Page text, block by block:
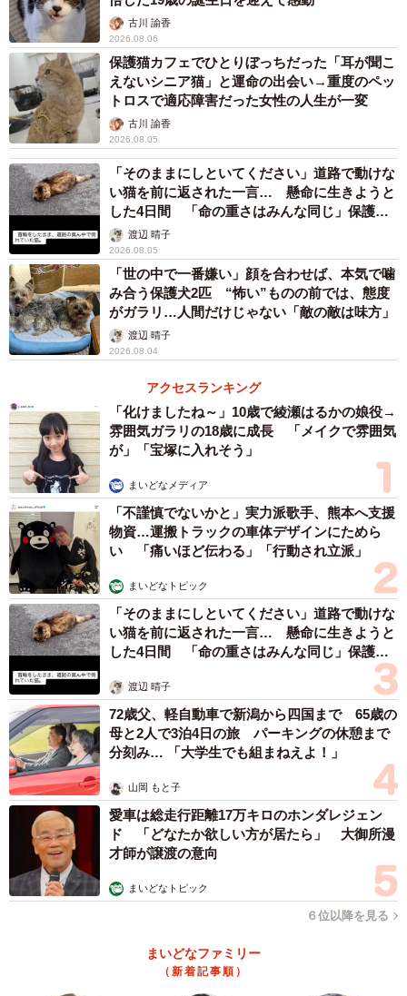
古川 諭香
2026.08.06
保護猫カフェでひとりぼっちだった「耳が聞こ
えないシニア猫」と運命の出会い→重度のペッ
トロスで適応障害だった女性の人生が一変
古川 諭香
2026.08.05
「そのままにしといてください」道路で動けな
い猫を前に返された一言… 懸命に生きようと
した4日間 「命の重さはみんな同じ」保護団
体代表の訴え
渡辺 晴子
2026.08.05
「世の中で一番嫌い」顔を合わせば、本気で噛
み合う保護犬2匹 “怖い”ものの前では、態度
がガラリ…人間だけじゃない「敵の敵は味方」
渡辺 晴子
2026.08.04
アクセスランキング
「化けましたね～」10歳で綾瀬はるかの娘役→
雰囲気ガラリの18歳に成長 「メイクで雰囲気
が」「宝塚に入れそう」
まいどなメディア
「不謹慎でないかと」実力派歌手、熊本へ支援
物資…運搬トラックの車体デザインにためら
い 「痛いほど伝わる」「行動され立派」
まいどなトピック
「そのままにしといてください」道路で動けな
い猫を前に返された一言… 懸命に生きようと
した4日間 「命の重さはみんな同じ」保護団
渡辺 晴子
72歳父、軽自動車で新潟から四国まで 65歳の
母と2人で3泊4日の旅 パーキングの休憩まで
分刻み… 「大学生でも組まねえよ！」
山岡 もと子
愛車は総走行距離17万キロのホンダレジェン
ド 「どなたか欲しい方が居たら」 大御所漫
才師が譲渡の意向
まいどなトピック
６位以降を見る
まいどなファミリー
（新着記事順）